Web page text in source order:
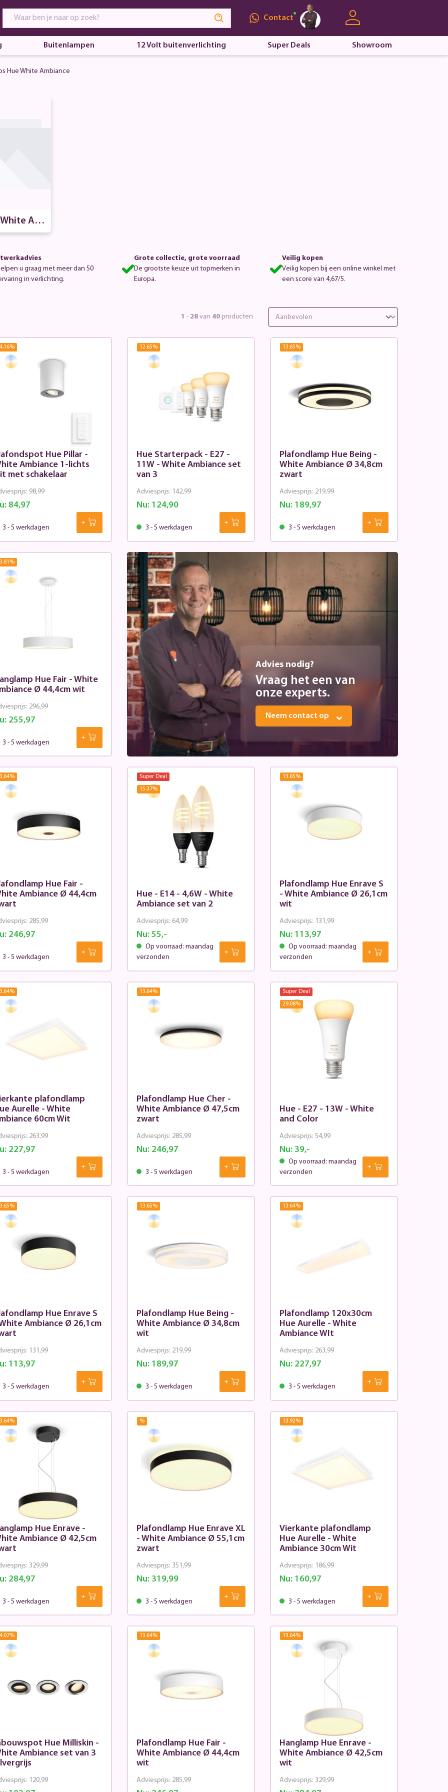
Contact
Buitenlampen 12 Volt buitenverlichting Super Deals Showroom
Hue White Ambiance
Amb
u graag met meer dan 50
in verlichting.
Grote collectie, grote voorraad
De grootste keuze uit topmerken in
Europa.
Veilig kopen
Veilig kopen bij een online winkel met
een score van 4,67/5.
1 - 28 van 40 producten
%
Hue Pillar -
Ambiance 1-lichts
met schakelaar
84,97
98,99
3 - 5 werkdagen
12.65%
Hue Starterpack - E27 -
11W - White Ambiance set
van 3
Nu:124,90
Adviesprijs: 142,99
3 - 5 werkdagen
13.65%
Plafondlamp Hue Being -
White Ambiance Ø 34,8cm
zwart
Nu:189,97
Adviesprijs: 219,99
3 - 5 werkdagen
%
Hue Fair - White
Ø 44,4cm wit
255,97
296,99
3 - 5 werkdagen
Advies nodig?
Vraag het een van
onze experts.
Neem contact op
%
Hue Fair -
Ambiance Ø 44,4cm
246,97
285,99
3 - 5 werkdagen
Super Deal
15.37%
Hue - E14 - 4,6W - White
Ambiance set van 2
Nu:55,-
Adviesprijs: 64,99
Op voorraad: maandag
verzonden
13.65%
Plafondlamp Hue Enrave S
- White Ambiance Ø 26,1cm
wit
Nu:113,97
Adviesprijs: 131,99
Op voorraad: maandag
verzonden
%
plafondlamp
Aurelle - White
60cm Wit
227,97
263,99
3 - 5 werkdagen
13.64%
Plafondlamp Hue Cher -
White Ambiance Ø 47,5cm
zwart
Nu:246,97
Adviesprijs: 285,99
3 - 5 werkdagen
Super Deal
29.08%
Hue - E27 - 13W - White
and Color
Nu:39,-
Adviesprijs: 54,99
Op voorraad: maandag
verzonden
%
Hue Enrave S
Ambiance Ø 26,1cm
113,97
131,99
3 - 5 werkdagen
13.65%
Plafondlamp Hue Being -
White Ambiance Ø 34,8cm
wit
Nu:189,97
Adviesprijs: 219,99
3 - 5 werkdagen
13.64%
Plafondlamp 120x30cm
Hue Aurelle - White
Ambiance WIt
Nu:227,97
Adviesprijs: 263,99
3 - 5 werkdagen
%
Hue Enrave -
Ambiance Ø 42,5cm
284,97
329,99
3 - 5 werkdagen
%
Plafondlamp Hue Enrave XL
- White Ambiance Ø 55,1cm
zwart
Nu:319,99
Adviesprijs: 351,99
3 - 5 werkdagen
13.92%
Vierkante plafondlamp
Hue Aurelle - White
Ambiance 30cm Wit
Nu:160,97
Adviesprijs: 186,99
3 - 5 werkdagen
%
Hue Milliskin -
Ambiance set van 3
120,99
13.64%
Plafondlamp Hue Fair -
White Ambiance Ø 44,4cm
wit
Adviesprijs: 285,99
13.64%
Hanglamp Hue Enrave -
White Ambiance Ø 42,5cm
wit
Adviesprijs: 329,99